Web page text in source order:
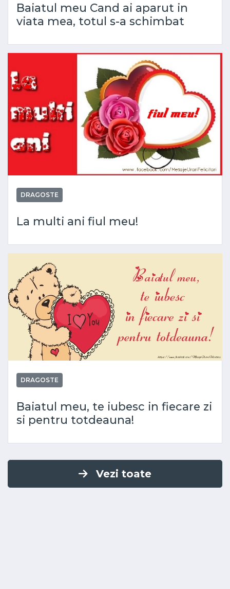
Baiatul meu Cand ai aparut in
viata mea, totul s-a schimbat
DRAGOSTE
La multi ani fiul meu!
DRAGOSTE
Baiatul meu, te iubesc in fiecare zi
si pentru totdeauna!
Vezi toate